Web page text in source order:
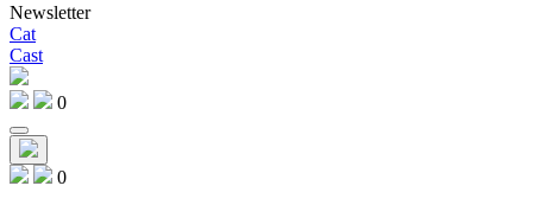
Newsletter
Cat
Cast
0
0